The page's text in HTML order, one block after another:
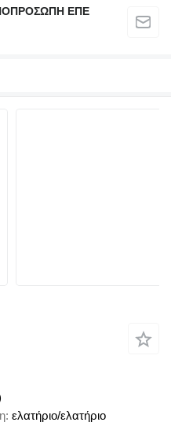
ΕΠΕ
ελατήριο/ελατήριο